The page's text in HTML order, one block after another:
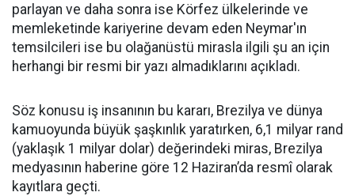
parlayan ve daha sonra ise Körfez ülkelerinde ve
memleketinde kariyerine devam eden Neymar'ın
temsilcileri ise bu olağanüstü mirasla ilgili şu an için
herhangi bir resmi bir yazı almadıklarını açıkladı.
Söz konusu iş insanının bu kararı, Brezilya ve dünya
kamuoyunda büyük şaşkınlık yaratırken, 6,1 milyar rand
(yaklaşık 1 milyar dolar) değerindeki miras, Brezilya
medyasının haberine göre 12 Haziran’da resmî olarak
kayıtlara geçti.